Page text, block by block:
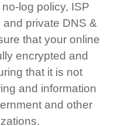
log policy, ISP
and private DNS &
that your online
encrypted and
that it is not
and information
and other